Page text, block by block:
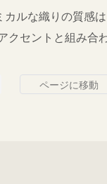
、屋外用）HC22
ルな織りの質感
クセントと組み合